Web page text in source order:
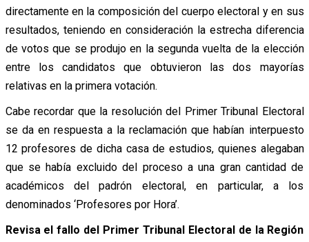
directamente en la composición del cuerpo electoral y en sus
resultados, teniendo en consideración la estrecha diferencia
de votos que se produjo en la segunda vuelta de la elección
entre los candidatos que obtuvieron las dos mayorías
relativas en la primera votación.
Cabe recordar que la resolución del Primer Tribunal Electoral
se da en respuesta a la reclamación que habían interpuesto
12 profesores de dicha casa de estudios, quienes alegaban
que se había excluido del proceso a una gran cantidad de
académicos del padrón electoral, en particular, a los
denominados ‘Profesores por Hora’.
Revisa el fallo del Primer Tribunal Electoral de la Región